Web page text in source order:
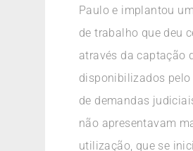
Paulo e implantou
de trabalho que deu
através da captação
disponibilizados pelo
de demandas
não apresentavam
utilização, que se